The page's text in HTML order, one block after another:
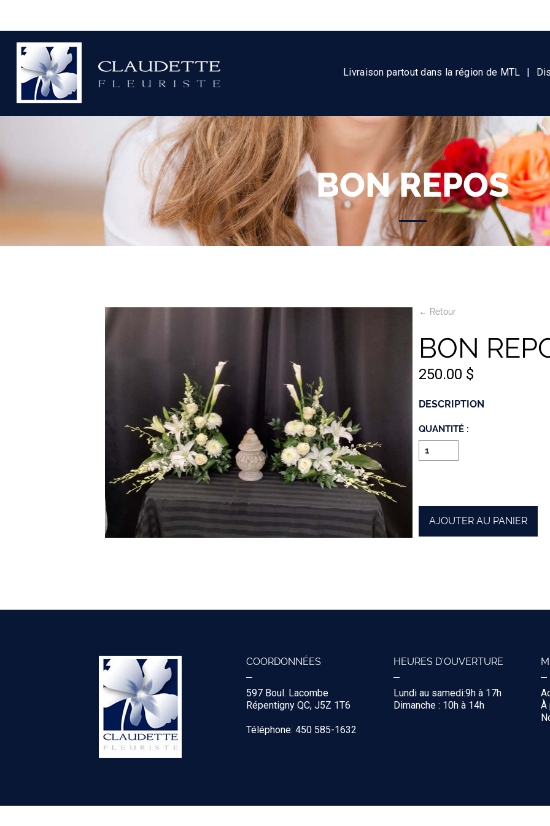
Livraison partout dans la région de MTL |
BON REPOS
← Retour
BON
250.00 $
DESCRIPTION
QUANTITÉ :
AJOUTER AU PANIER
COORDONNÉES
597 Boul. Lacombe
Répentigny QC, J5Z 1T6
Téléphone: 450 585-1632
HEURES D'OUVERTURE
Lundi au samedi:9h à 17h
Dimanche : 10h à 14h
À